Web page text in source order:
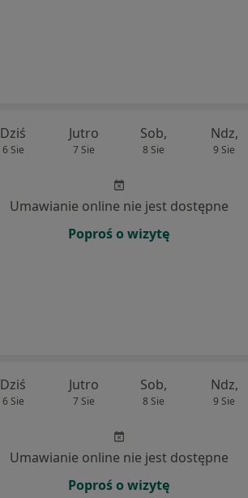
Dziś
6 Sie
Jutro
7 Sie
Sob,
8 Sie
Ndz,
9 Sie
Umawianie online nie jest dostępne
Poproś o wizytę
Dziś
6 Sie
Jutro
7 Sie
Sob,
8 Sie
Ndz,
9 Sie
Umawianie online nie jest dostępne
Poproś o wizytę